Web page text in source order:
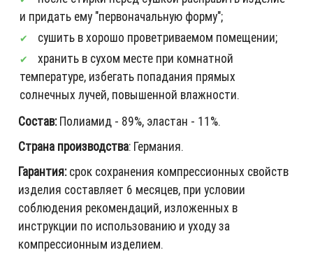
и придать ему "первоначальную форму";
сушить в хорошо проветриваемом помещении;
хранить в сухом месте при комнатной
температуре, избегать попадания прямых
солнечных лучей, повышенной влажности.
Состав:Полиамид - 89%, эластан - 11%.
Страна производства: Германия.
Гарантия:срок сохранения компрессионных свойств
изделия составляет 6 месяцев, при условии
соблюдения рекомендаций, изложенных в
инструкции по использованию и уходу за
компрессионным изделием.